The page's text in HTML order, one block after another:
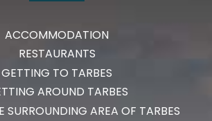
ACCOMMODATION
RESTAURANTS
GETTING TO TARBES
AROUND TARBES
SURROUNDING AREA OF TARBES